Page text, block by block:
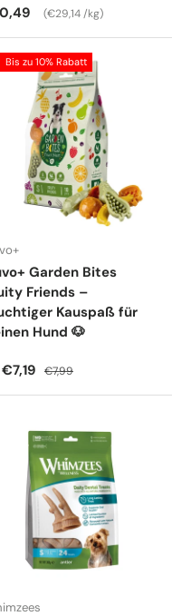
Preis
Grundpreis
€29,14 /kg
Bis zu 10% Rabatt
Garden Bites
Friends –
Kauspaß für
Hund 🐶
€7,19 Normaler Preis
€7,99